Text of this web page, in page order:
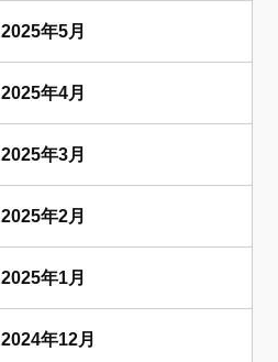
2025年5月
2025年4月
2025年3月
2025年2月
2025年1月
2024年12月